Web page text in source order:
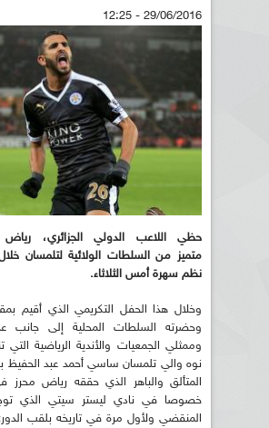
29/06/2016 - 12:25
حظي اللاعب الدولي الجزائري، رياض
متميز من السلطات الولائية لتلمسان
نظم سهرة أمس الثلاثاء.
وخلال هذا الحفل التكريمي الذي أقيم
وحضرته السلطات المحلية إلى جانب
وممثلي الجمعيات والأندية الرياضية التي
نوه والي تلمسان ساسي أحمد عبد الحفيظ
المتألق والباهر الذي حققه رياض
خصوصا في نادي ليستر سيتي الذي
المنقضي ولأول مرة في تاريخه بلقب